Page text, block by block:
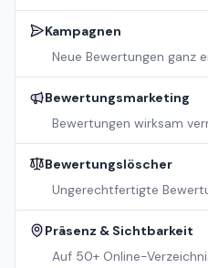
Kampagnen
Neue Bewertungen ganz
Bewertungsmarketing
Bewertungen wirksam
Bewertungslöscher
Ungerechtfertigte
Präsenz & Sichtbarkeit
Auf 50+ Online-